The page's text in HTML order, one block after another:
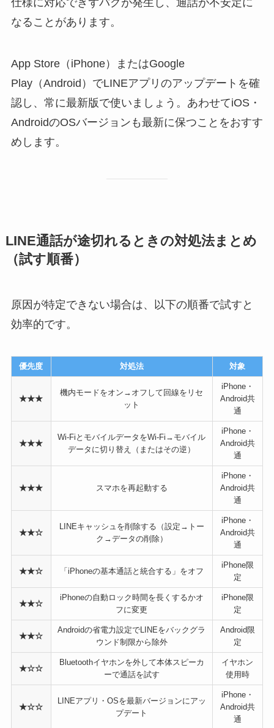
なることがあります。
App Store（iPhone）またはGoogle
Play（Android）でLINEアプリのアップデートを確
認し、常に最新版で使いましょう。あわせてiOS・
AndroidのOSバージョンも最新に保つことをおすす
めします。
LINE通話が途切れるときの対処法まとめ
（試す順番）
原因が特定できない場合は、以下の順番で試すと
効率的です。
優先度 対処法 対象
★★★
機内モードをオン→オフして回線をリセ
ット
iPhone・
Android共
通
★★★
Wi-FiとモバイルデータをWi-Fi→モバイル
データに切り替え（またはその逆）
iPhone・
Android共
通
★★★ スマホを再起動する
iPhone・
Android共
通
★★☆
LINEキャッシュを削除する（設定→トー
ク→データの削除）
iPhone・
Android共
通
★★☆ 「iPhoneの基本通話と統合する」をオフ
iPhone限
定
★★☆
iPhoneの自動ロック時間を長くするかオ
フに変更
iPhone限
定
★★☆
Androidの省電力設定でLINEをバックグラ
ウンド制限から除外
Android限
定
★☆☆
Bluetoothイヤホンを外して本体スピーカ
ーで通話を試す
イヤホン
使用時
★☆☆
LINEアプリ・OSを最新バージョンにアッ
プデート
iPhone・
Android共
通